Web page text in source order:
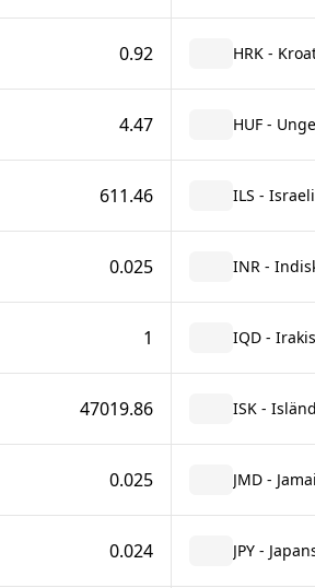
0.92 HRK -
4.47 HUF -
611.46 ILS -
0.025 INR -
1 IQD -
47019.86 ISK -
0.025 JMD -
0.024 JPY -